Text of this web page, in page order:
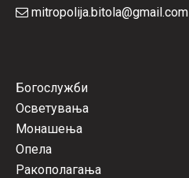
mitropolija.bitola@gmail.com
Богослужби
Осветувања
Монашења
Опела
Ракополагања